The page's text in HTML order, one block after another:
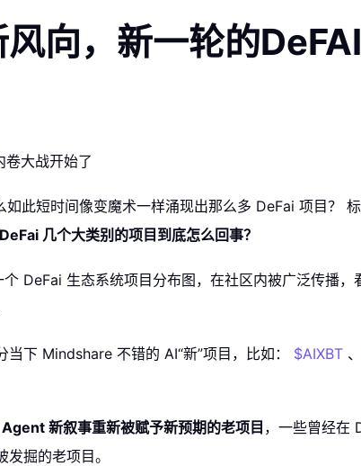
向，新一轮的
如此短时间像变魔术一样涌现出那么多 DeFai 项目？
几个大类别的项目到底怎么回事？
DeFai 生态系统项目分布图，在社区内被广泛传播
下 Mindshare 不错的 AI“新”项目，比如： $AIXBT 、
新叙事重新被赋予新预期的老项目，一些曾经在
发掘的老项目。